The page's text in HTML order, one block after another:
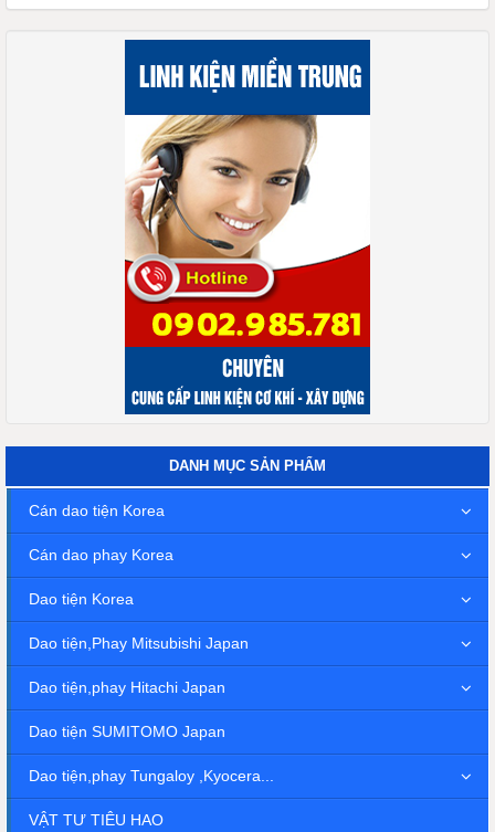
DANH MỤC SẢN PHẨM
Cán dao tiện Korea
Cán dao phay Korea
Dao tiện Korea
Dao tiện,Phay Mitsubishi Japan
Dao tiện,phay Hitachi Japan
Dao tiện SUMITOMO Japan
Dao tiện,phay Tungaloy ,Kyocera...
VẬT TƯ TIÊU HAO